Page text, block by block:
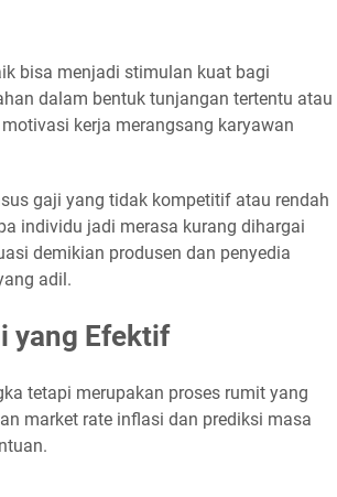
bisa menjadi stimulan kuat bagi
dalam bentuk tunjangan tertentu atau
kerja merangsang karyawan
gaji yang tidak kompetitif atau rendah
individu jadi merasa kurang dihargai
demikian produsen dan penyedia
adil.
yang Efektif
tetapi merupakan proses rumit yang
market rate inflasi dan prediksi masa